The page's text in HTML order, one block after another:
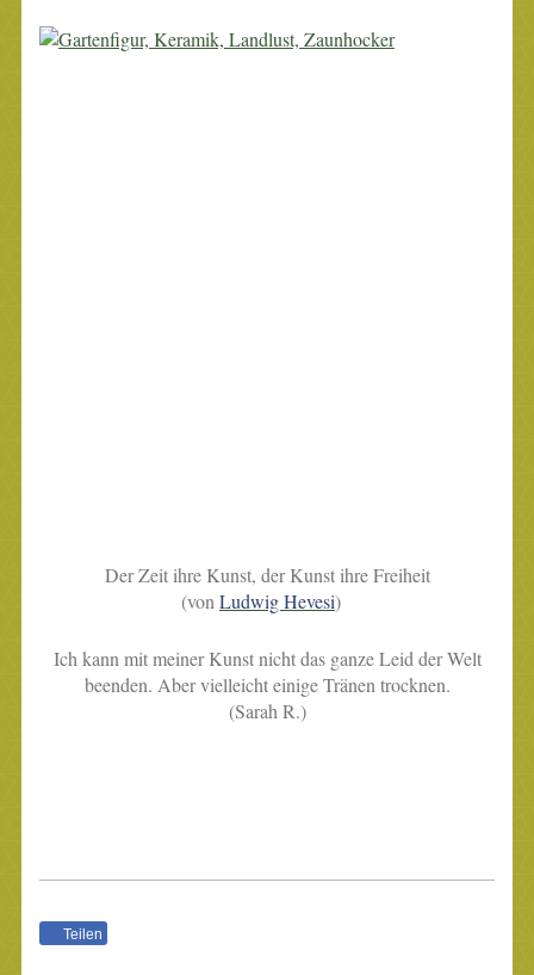
Der Zeit ihre Kunst, der Kunst ihre Freiheit
(von Ludwig Hevesi)
Ich kann mit meiner Kunst nicht das ganze Leid der Welt
beenden. Aber vielleicht einige Tränen trocknen.
(Sarah R.)
Teilen